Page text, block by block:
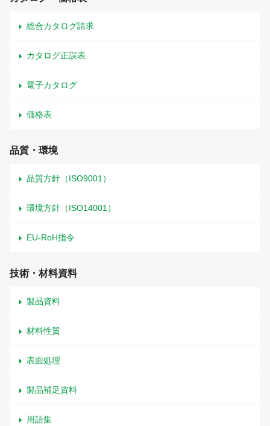
総合カタログ請求
カタログ正誤表
電子カタログ
価格表
品質・環境
品質方針（ISO9001）
環境方針（ISO14001）
EU-RoH指令
技術・材料資料
製品資料
材料性質
表面処理
製品補足資料
用語集